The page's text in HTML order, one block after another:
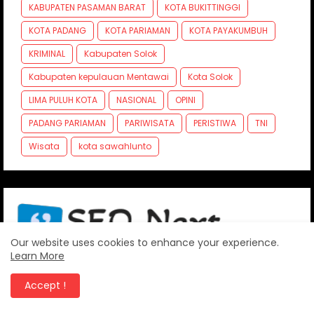
KABUPATEN PASAMAN BARAT
KOTA BUKITTINGGI
KOTA PADANG
KOTA PARIAMAN
KOTA PAYAKUMBUH
KRIMINAL
Kabupaten Solok
Kabupaten kepulauan Mentawai
Kota Solok
LIMA PULUH KOTA
NASIONAL
OPINI
PADANG PARIAMAN
PARIWISATA PERISTIWA
TNI
Wisata
kota sawahlunto
FOLLOW US
Our website uses cookies to enhance your experience.
Learn More
Accept !